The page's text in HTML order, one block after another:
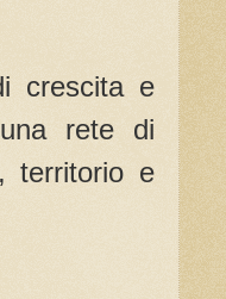
crescita e
rete di
territorio e